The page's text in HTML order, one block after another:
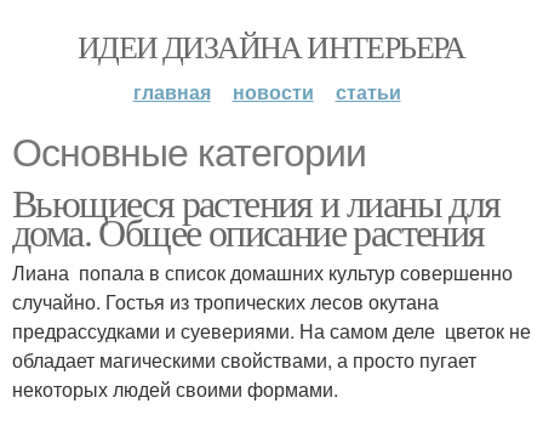
ИДЕИ ДИЗАЙНА ИНТЕРЬЕРА
главная новости статьи
Основные категории
Вьющиеся растения и лианы для
дома. Общее описание растения
Лиана попала в список домашних культур совершенно
случайно. Гостья из тропических лесов окутана
предрассудками и суевериями. На самом деле цветок не
обладает магическими свойствами, а просто пугает
некоторых людей своими формами.